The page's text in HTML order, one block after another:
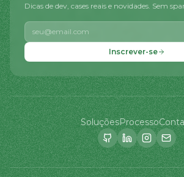
Dicas de dev, cases reais e novidades. Sem
Inscrever-se
SoluçõesProcesso